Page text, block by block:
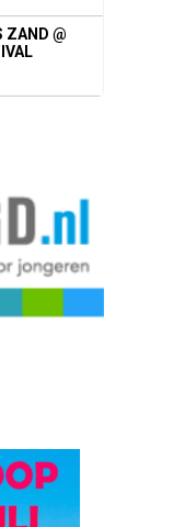
ZAND @